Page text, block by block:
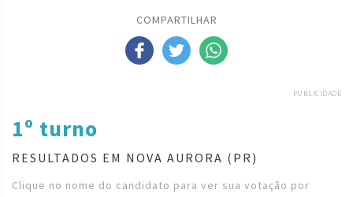
COMPARTILHAR
PUBLICIDADE
1º turno
RESULTADOS EM NOVA AURORA (PR)
Clique no nome do candidato para ver sua votação por